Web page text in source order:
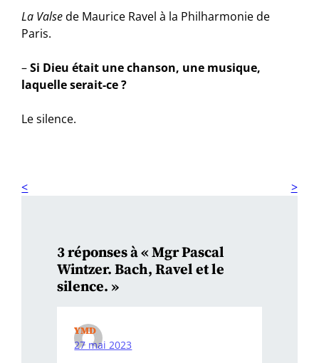
La Valsede Maurice Ravel à la Philharmonie de
Paris.
–Si Dieu était une chanson, une musique,
laquelle serait-ce ?
Le silence.
3 réponses à « Mgr Pascal
Wintzer. Bach, Ravel et le
silence. »
YMD
27 mai 2023